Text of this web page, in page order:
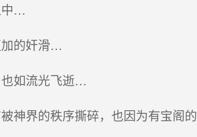
中…
的奸滑…
如流光飞逝…
神界的秩序撕碎，也因为有宝阁的